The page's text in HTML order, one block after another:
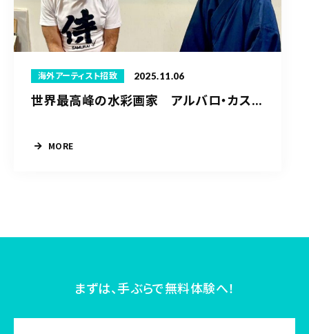
海外アーティスト招致 2025.11.06
世界最高峰の水彩画家 アルバロ・カス...
MORE
まずは、手ぶらで無料体験へ！